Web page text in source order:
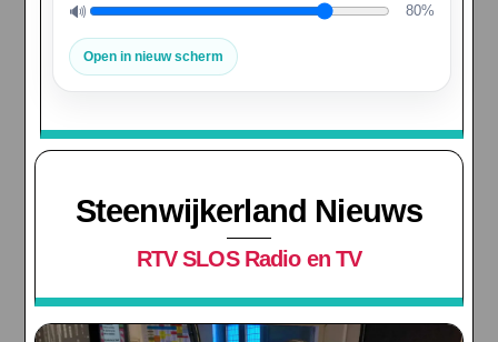
🔊
Volume
80%
Open in nieuw scherm
Steenwijkerland Nieuws
RTV SLOS Radio en TV